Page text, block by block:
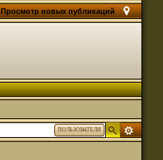
Просмотр новых публикаций
ПОЛЬЗОВАТЕЛИ